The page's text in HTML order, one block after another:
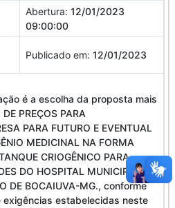
Abertura: 12/01/2023
09:00:00
Publicado em: 12/01/2023
é a escolha da proposta mais
PREÇOS PARA
PARA FUTURO E EVENTUAL
MEDICINAL NA FORMA
CRIOGÊNICO PARA
DO HOSPITAL MUNICIPAL
DE BOCAIUVA-MG., conforme
estabelecidas neste